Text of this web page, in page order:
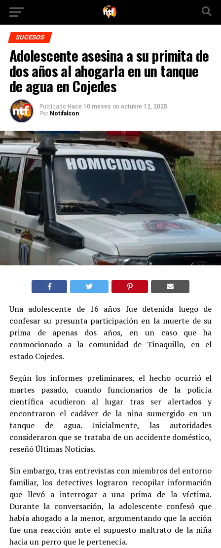
SUCESOS
Adolescente asesina a su primita de
dos años al ahogarla en un tanque
de agua en Cojedes
Publicado Hace 10 meses on octubre 12, 2025
Por Notifalcon
Una adolescente de 16 años fue detenida luego de
confesar su presunta participación en la muerte de su
prima de apenas dos años, en un caso que ha
conmocionado a la comunidad de Tinaquillo, en el
estado Cojedes.
Según los informes preliminares, el hecho ocurrió el
martes pasado, cuando funcionarios de la policía
científica acudieron al lugar tras ser alertados y
encontraron el cadáver de la niña sumergido en un
tanque de agua. Inicialmente, las autoridades
consideraron que se trataba de un accidente doméstico,
reseñó Últimas Noticias.
Sin embargo, tras entrevistas con miembros del entorno
familiar, los detectives lograron recopilar información
que llevó a interrogar a una prima de la víctima.
Durante la conversación, la adolescente confesó que
había ahogado a la menor, argumentando que la acción
fue una reacción ante el supuesto maltrato de la niña
hacia un perro que le pertenecía.